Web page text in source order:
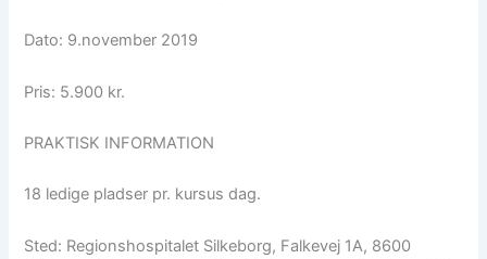
Dato: 9.november 2019
Pris: 5.900 kr.
PRAKTISK INFORMATION
18 ledige pladser pr. kursus dag.
Sted: Regionshospitalet Silkeborg, Falkevej 1A, 8600